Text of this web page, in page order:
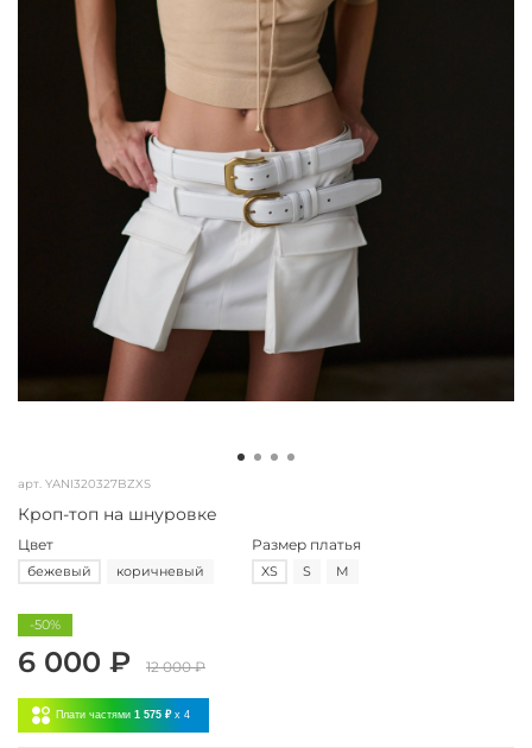
арт. YANI320327BZXS
Кроп-топ на шнуровке
Цвет
бежевый коричневый
Размер платья
XS S M
-50%
6 000 ₽ 12 000 ₽
Плати частями 1 575 ₽ x 4